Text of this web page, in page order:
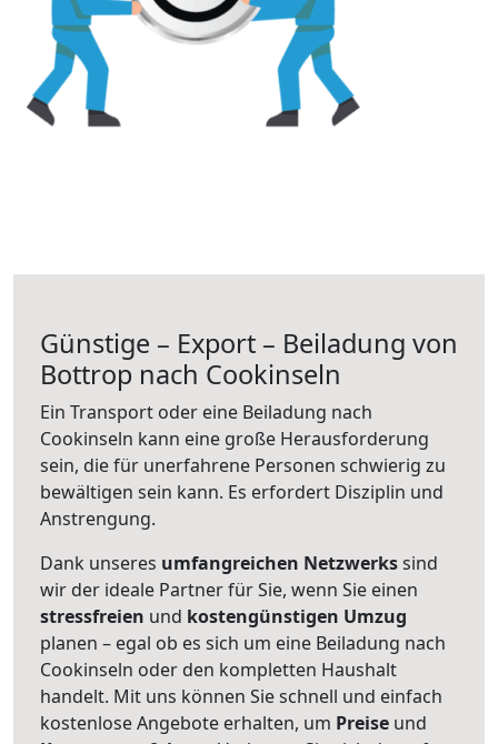
Günstige – Export – Beiladung von
Bottrop nach Cookinseln
Ein Transport oder eine Beiladung nach
Cookinseln kann eine große Herausforderung
sein, die für unerfahrene Personen schwierig zu
bewältigen sein kann. Es erfordert Disziplin und
Anstrengung.
Dank unseres umfangreichen Netzwerkssind
wir der ideale Partner für Sie, wenn Sie einen
stressfreien und kostengünstigen Umzug
planen – egal ob es sich um eine Beiladung nach
Cookinseln oder den kompletten Haushalt
handelt. Mit uns können Sie schnell und einfach
kostenlose Angebote erhalten, um Preise und